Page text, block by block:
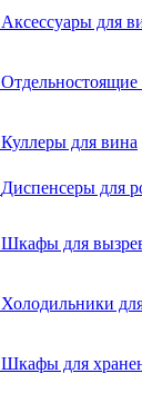
Аксессуары для
Куллеры для вина
Диспенсеры для
Шкафы для
Холодильники
Шкафы для